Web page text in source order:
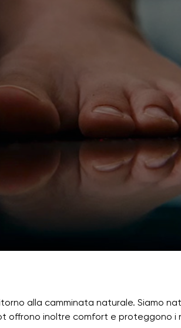
alla camminata naturale. Siamo
offrono inoltre comfort e proteggono i